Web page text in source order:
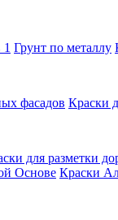
Грунт по металлу
фасадов Краски
для разметки
Основе Краски